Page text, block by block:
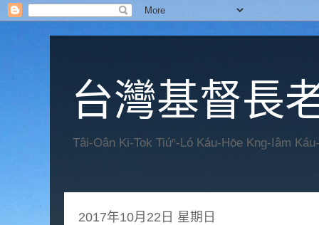
台灣基督長
Tâi-Oân Ki-Tok Tiúⁿ-Ló Káu-Hōe Kng-Iâm
2017年10月22日 星期日